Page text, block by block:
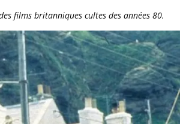
films britanniques cultes des années 80.